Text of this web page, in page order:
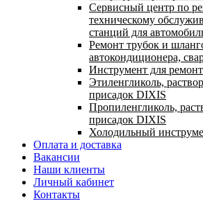
Сервисный центр по
техническому
станций для
Ремонт трубок и
автокондиционера,
Инструмент для
Этиленгликоль,
присадок DIXIS
Пропиленгликоль,
присадок DIXIS
Холодильный
Оплата и доставка
Вакансии
Наши клиенты
Личный кабинет
Контакты